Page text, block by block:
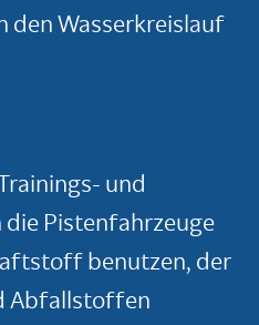
den Wasserkreislauf
und
Pistenfahrzeuge
benutzen, der
Abfallstoffen